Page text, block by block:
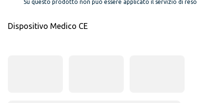
Su questo prodotto non può essere applicato il servizio di reso
Dispositivo Medico CE